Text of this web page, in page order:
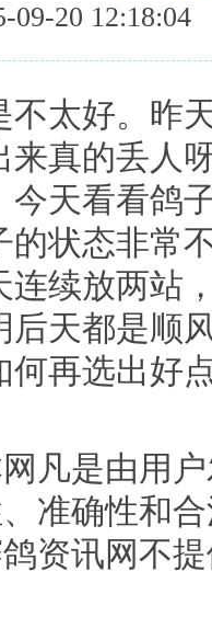
09-20
不太好。昨
来真的丢人
今天看看鸽
的状态非常
连续放两站
后天都是顺
何再选出好
凡是由用
准确性和
资讯网不